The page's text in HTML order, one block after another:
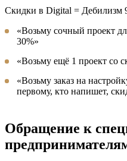
Скидки в Digital = Дебилизм
«Возьму сочный проект
30%»
«Возьму ещё 1 проект со
«Возьму заказ на
первому, кто напишет,
Обращение к